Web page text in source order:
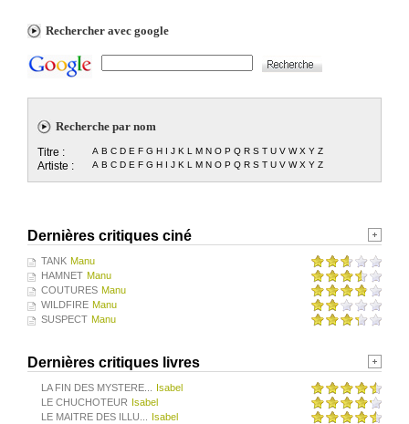
Rechercher avec google
Recherche par nom
Titre : A B C D E F G H I J K L M N O P Q R S T U V W X Y Z
Artiste : A B C D E F G H I J K L M N O P Q R S T U V W X Y Z
Dernières critiques ciné
TANK Manu
HAMNET Manu
COUTURES Manu
WILDFIRE Manu
SUSPECT Manu
Dernières critiques livres
LA FIN DES MYSTERE...
Isabel
LE CHUCHOTEUR Isabel
LE MAITRE DES ILLU...
Isabel